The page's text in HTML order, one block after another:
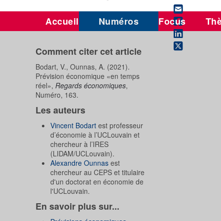
Accueil Numéros Focus
Comment citer cet article
Bodart, V., Ounnas, A. (2021).
Prévision économique «en temps
réel», Regards économiques,
Numéro, 163.
Les auteurs
Vincent Bodart est professeur
d’économie à l’UCLouvain et
chercheur à l’IRES
(LIDAM/UCLouvain).
Alexandre Ounnas est
chercheur au CEPS et titulaire
d'un doctorat en économie de
l'UCLouvain.
En savoir plus sur...